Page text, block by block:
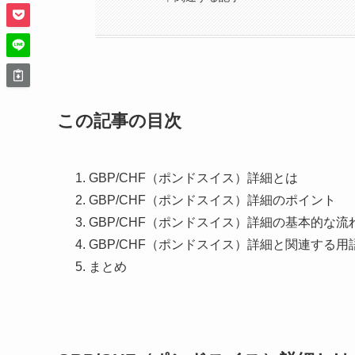
この記事の目次
GBP/CHF（ポンドスイス）詳細とは
GBP/CHF（ポンドスイス）詳細のポイント
GBP/CHF（ポンドスイス）詳細の基本的な流
GBP/CHF（ポンドスイス）詳細と関連する用
まとめ